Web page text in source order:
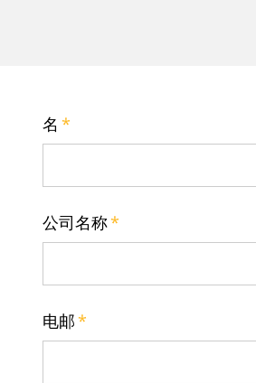
名 *
公司名称*
电邮*